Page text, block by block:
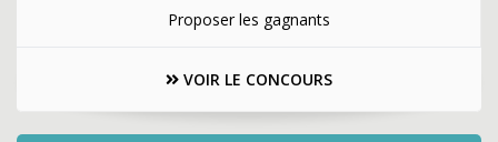
Proposer les gagnants
VOIR LE CONCOURS